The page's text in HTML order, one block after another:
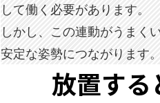
して働く必要があります。
しかし、この連動がうまく
安定な姿勢につながります。
放置する